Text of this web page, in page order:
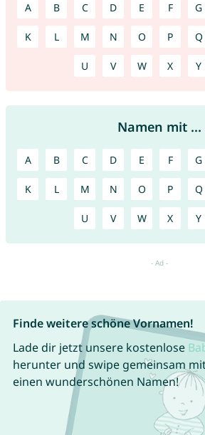
A B C D E F G
K L M N O P Q
U V W X Y
Namen mit ...
A B C D E F G
K L M N O P Q
U V W X Y
Finde weitere schöne Vornamen!
Lade dir jetzt unsere kostenlose
herunter und swipe gemeinsam
einen wunderschönen Namen!